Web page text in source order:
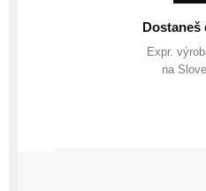
Dostaneš
Expr.
na